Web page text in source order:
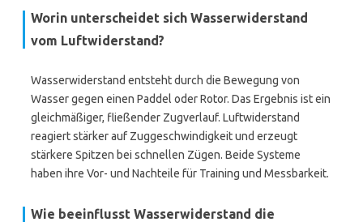
Worin unterscheidet sich Wasserwiderstand
vom Luftwiderstand?
Wasserwiderstand entsteht durch die Bewegung von
Wasser gegen einen Paddel oder Rotor. Das Ergebnis ist ein
gleichmäßiger, fließender Zugverlauf. Luftwiderstand
reagiert stärker auf Zuggeschwindigkeit und erzeugt
stärkere Spitzen bei schnellen Zügen. Beide Systeme
haben ihre Vor- und Nachteile für Training und Messbarkeit.
Wie beeinflusst Wasserwiderstand die